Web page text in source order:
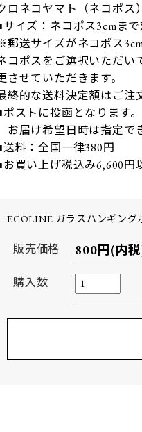
ロネコヤマト（ネコポス）
サイズ：ネコポス3cmまで
郵送サイズがネコポス
コポスをご選択いただい
させていただきます。
終的な送料決定額はご注
ポストに投函となります。
お届け希望日時は指定で
送料：全国一律380円
お買い上げ税込み6,600円
ECOLINE ガラスハンギング
販売価格 800円(内
購入数